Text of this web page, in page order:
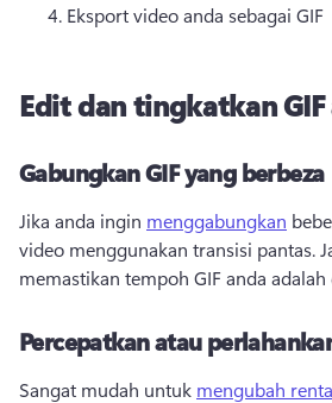
Eksport video anda sebagai GIF
Edit dan tingkatkan GIF
Gabungkan GIF yang berbeza
Jika anda ingin menggabungkan
video menggunakan transisi pantas.
memastikan tempoh GIF anda adalah
Percepatkan atau
Sangat mudah untuk mengubah